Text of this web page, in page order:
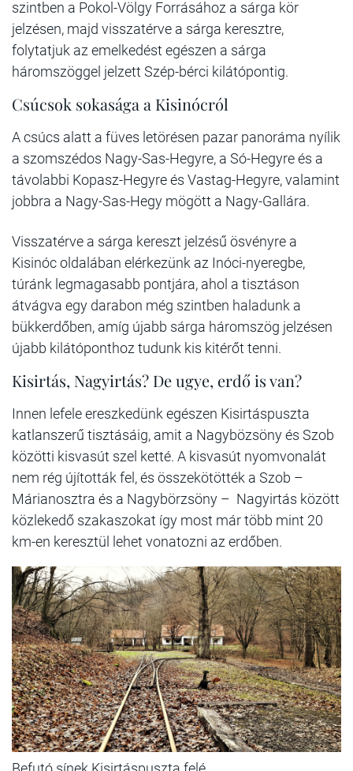
szintben a Pokol-Völgy Forrásához a sárga kör
jelzésen, majd visszatérve a sárga keresztre,
folytatjuk az emelkedést egészen a sárga
háromszöggel jelzett Szép-bérci kilátópontig.
Csúcsok sokasága a Kisinócról
A csúcs alatt a füves letörésen pazar panoráma nyílik
a szomszédos Nagy-Sas-Hegyre, a Só-Hegyre és a
távolabbi Kopasz-Hegyre és Vastag-Hegyre, valamint
jobbra a Nagy-Sas-Hegy mögött a Nagy-Gallára.
Visszatérve a sárga kereszt jelzésű ösvényre a
Kisinóc oldalában elérkezünk az Inóci-nyeregbe,
túránk legmagasabb pontjára, ahol a tisztáson
átvágva egy darabon még szintben haladunk a
bükkerdőben, amíg újabb sárga háromszög jelzésen
újabb kilátóponthoz tudunk kis kitérőt tenni.
Kisirtás, Nagyirtás? De ugye, erdő is van?
Innen lefele ereszkedünk egészen Kisirtáspuszta
katlanszerű tisztásáig, amit a Nagybözsöny és Szob
közötti kisvasút szel ketté. A kisvasút nyomvonalát
nem rég újították fel, és összekötötték a Szob –
Márianosztra és a Nagybörzsöny – Nagyirtás között
közlekedő szakaszokat így most már több mint 20
km-en keresztül lehet vonatozni az erdőben.